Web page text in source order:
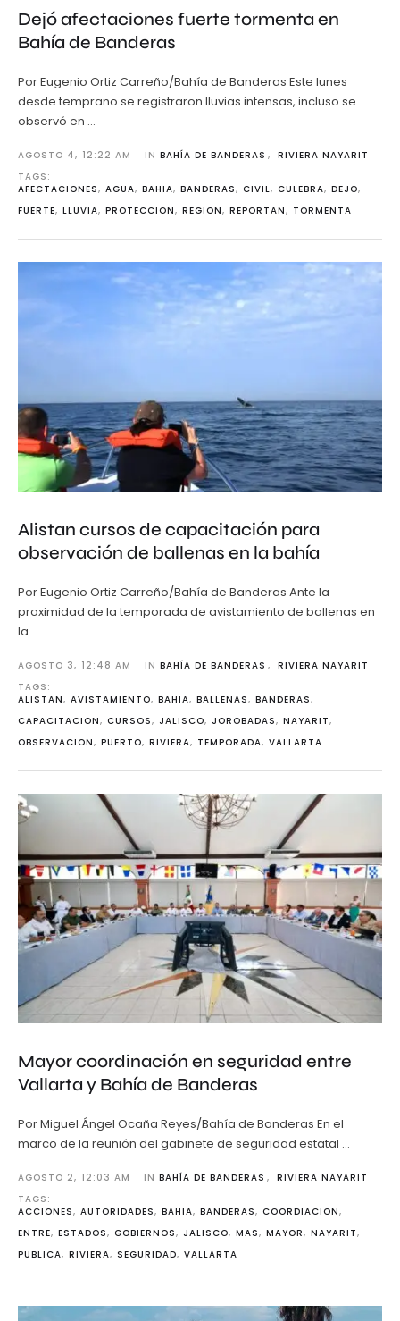
Dejó afectaciones fuerte tormenta en
Bahía de Banderas
Por Eugenio Ortiz Carreño/Bahía de Banderas Este lunes
desde temprano se registraron lluvias intensas, incluso se
observó en …
AGOSTO 4, 12:22 AM IN BAHÍA DE BANDERAS , RIVIERA NAYARIT
TAGS:
AFECTACIONES, AGUA, BAHIA, BANDERAS, CIVIL, CULEBRA, DEJO,
FUERTE, LLUVIA, PROTECCION, REGION, REPORTAN, TORMENTA
Alistan cursos de capacitación para
observación de ballenas en la bahía
Por Eugenio Ortiz Carreño/Bahía de Banderas Ante la
proximidad de la temporada de avistamiento de ballenas en
la …
AGOSTO 3, 12:48 AM IN BAHÍA DE BANDERAS , RIVIERA NAYARIT
TAGS:
ALISTAN, AVISTAMIENTO, BAHIA, BALLENAS, BANDERAS,
CAPACITACION, CURSOS, JALISCO, JOROBADAS, NAYARIT,
OBSERVACION, PUERTO, RIVIERA, TEMPORADA, VALLARTA
Mayor coordinación en seguridad entre
Vallarta y Bahía de Banderas
Por Miguel Ángel Ocaña Reyes/Bahía de Banderas En el
marco de la reunión del gabinete de seguridad estatal …
AGOSTO 2, 12:03 AM IN BAHÍA DE BANDERAS , RIVIERA NAYARIT
TAGS:
ACCIONES, AUTORIDADES, BAHIA, BANDERAS, COORDIACION,
ENTRE, ESTADOS, GOBIERNOS, JALISCO, MAS, MAYOR, NAYARIT,
PUBLICA, RIVIERA, SEGURIDAD, VALLARTA